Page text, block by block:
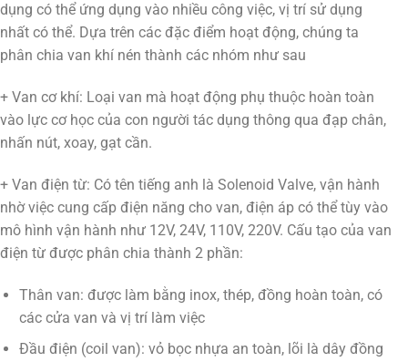
dụng có thể ứng dụng vào nhiều công việc, vị trí sử dụng
nhất có thể. Dựa trên các đặc điểm hoạt động, chúng ta
phân chia van khí nén thành các nhóm như sau
+ Van cơ khí: Loại van mà hoạt động phụ thuộc hoàn toàn
vào lực cơ học của con người tác dụng thông qua đạp chân,
nhấn nút, xoay, gạt cần.
+ Van điện từ: Có tên tiếng anh là Solenoid Valve, vận hành
nhờ việc cung cấp điện năng cho van, điện áp có thể tùy vào
mô hình vận hành như 12V, 24V, 110V, 220V. Cấu tạo của van
điện từ được phân chia thành 2 phần:
Thân van: được làm bằng inox, thép, đồng hoàn toàn, có
các cửa van và vị trí làm việc
Đầu điện (coil van): vỏ bọc nhựa an toàn, lõi là dây đồng